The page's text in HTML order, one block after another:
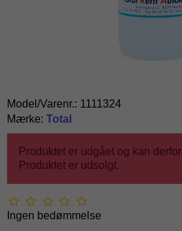
Model/Varenr.: 1111324
Mærke: Total
Produktet er udgået og kan
Produktet er udsolgt.
Ingen bedømmelse